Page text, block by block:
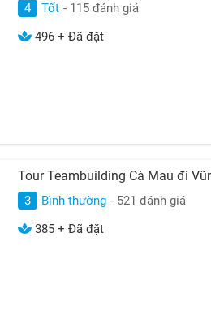
4 Tốt - 115 đánh giá
496 + Đã đặt
Tour Teambuilding Cà Mau đi
3 Bình thường - 521 đánh giá
385 + Đã đặt